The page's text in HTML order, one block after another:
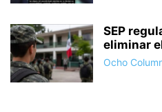
SEP
eliminar
Ocho